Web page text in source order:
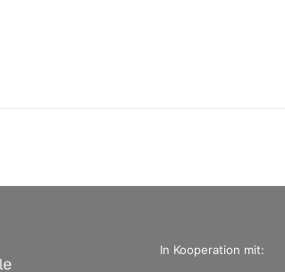
In Kooperation mit: